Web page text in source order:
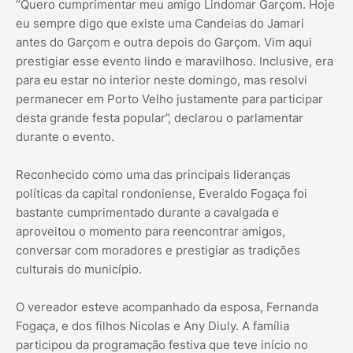
“Quero cumprimentar meu amigo Lindomar Garçom. Hoje
eu sempre digo que existe uma Candeias do Jamari
antes do Garçom e outra depois do Garçom. Vim aqui
prestigiar esse evento lindo e maravilhoso. Inclusive, era
para eu estar no interior neste domingo, mas resolvi
permanecer em Porto Velho justamente para participar
desta grande festa popular”, declarou o parlamentar
durante o evento.
Reconhecido como uma das principais lideranças
políticas da capital rondoniense, Everaldo Fogaça foi
bastante cumprimentado durante a cavalgada e
aproveitou o momento para reencontrar amigos,
conversar com moradores e prestigiar as tradições
culturais do município.
O vereador esteve acompanhado da esposa, Fernanda
Fogaça, e dos filhos Nicolas e Any Diuly. A família
participou da programação festiva que teve início no